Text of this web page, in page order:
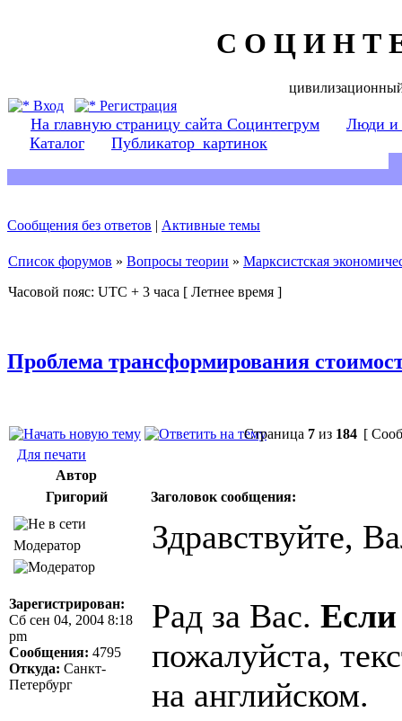
С О Ц И Н Т
Вход
Регистрация
На главную страницу сайта Социнтегрум
Люди и
Каталог
Публикатор_картинок
Сообщения без ответов | Активные темы
Список форумов » Вопросы теории » Марксистская
Часовой пояс: UTC + 3 часа [ Летнее время ]
Проблема трансформирования
Страница 7 из 184 [
Для печати
Автор
Григорий
Заголовок сообщения:
Модератор
Зарегистрирован:
Сб сен 04, 2004 8:18
pm
Сообщения: 4795
Откуда: Санкт-
Петербург
Здравствуйте,
Рад за Вас. Если
пожалуйста,
на английском.